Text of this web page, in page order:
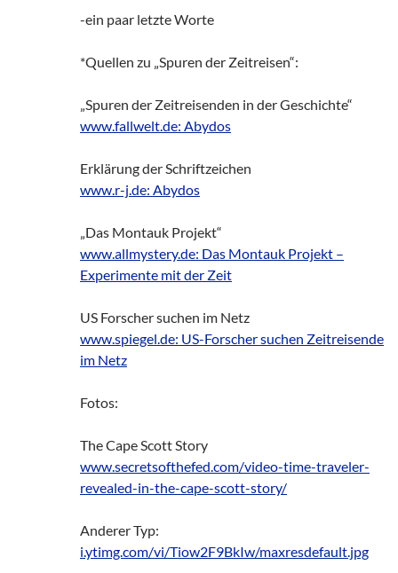
-ein paar letzte Worte
*Quellen zu „Spuren der Zeitreisen“:
„Spuren der Zeitreisenden in der Geschichte“
www.fallwelt.de: Abydos
Erklärung der Schriftzeichen
www.r-j.de: Abydos
„Das Montauk Projekt“
www.allmystery.de: Das Montauk Projekt –
Experimente mit der Zeit
US Forscher suchen im Netz
www.spiegel.de: US-Forscher suchen Zeitreisende
im Netz
Fotos:
The Cape Scott Story
www.secretsofthefed.com/video-time-traveler-
revealed-in-the-cape-scott-story/
Anderer Typ:
i.ytimg.com/vi/Tiow2F9BkIw/maxresdefault.jpg